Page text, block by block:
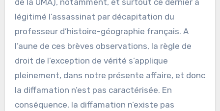
de la UMA), notamment, et surtout ce dernier a
légitimé l’assassinat par décapitation du
professeur d’histoire-géographie français. A
l’aune de ces brèves observations, la règle de
droit de l’exception de vérité s’applique
pleinement, dans notre présente affaire, et donc
la diffamation n’est pas caractérisée. En
conséquence, la diffamation n’existe pas